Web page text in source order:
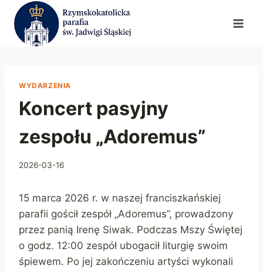
Przejdź
treści
WYDARZENIA
Koncert pasyjny
zespołu „Adoremus”
2026-03-16
15 marca 2026 r. w naszej franciszkańskiej
parafii gościł zespół „Adoremus”, prowadzony
przez panią Irenę Siwak. Podczas Mszy Świętej
o godz. 12:00 zespół ubogacił liturgię swoim
śpiewem. Po jej zakończeniu artyści wykonali